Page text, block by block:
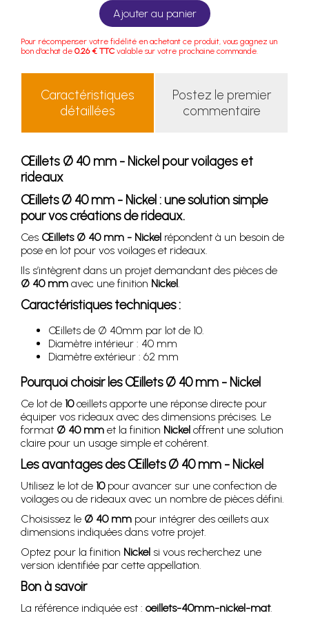
Ajouter au panier
Pour récompenser votre fidélité en achetant ce produit, vous gagnez un
bon d'achat de 0.26 € TTC valable sur votre prochaine commande.
Caractéristiques
détaillées
Postez le premier
commentaire
Œillets Ø 40 mm - Nickel pour voilages et
rideaux
Œillets Ø 40 mm - Nickel : une solution simple
pour vos créations de rideaux.
Ces Œillets Ø 40 mm - Nickel répondent à un besoin de
pose en lot pour vos voilages et rideaux.
Ils s’intègrent dans un projet demandant des pièces de
Ø 40 mm avec une finition Nickel
Caractéristiques techniques :
Œillets de Ø 40mm par lot de 10.
Diamètre intérieur : 40 mm
Diamètre extérieur : 62 mm
Pourquoi choisir les Œillets Ø 40 mm - Nickel
Ce lot de 10œillets apporte une réponse directe pour
équiper vos rideaux avec des dimensions précises. Le
format Ø 40 mm et la finition Nickel offrent une solution
claire pour un usage simple et cohérent.
Les avantages des Œillets Ø 40 mm - Nickel
Utilisez le lot de 10pour avancer sur une confection de
voilages ou de rideaux avec un nombre de pièces défini.
Choisissez le Ø 40 mm pour intégrer des œillets aux
dimensions indiquées dans votre projet.
Optez pour la finition Nickel si vous recherchez une
version identifiée par cette appellation.
Bon à savoir
La référence indiquée est : oeillets-40mm-nickel-mat.